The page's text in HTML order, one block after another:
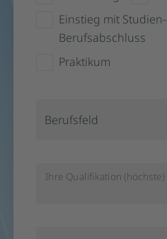
Einstieg mit
Berufsabschluss
Praktikum
Berufsfeld
Ihre Qualifikation (höchste)